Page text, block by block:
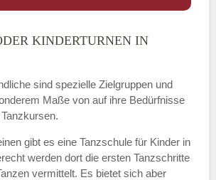
Mail*
KINDERTURNEN IN
sind spezielle Zielgruppen und
Maße von auf ihre Bedürfnisse
gibt es eine Tanzschule für Kinder in
werden dort die ersten Tanzschritte
vermittelt. Es bietet sich aber